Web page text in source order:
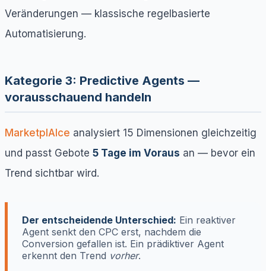
Veränderungen — klassische regelbasierte
Automatisierung.
Kategorie 3: Predictive Agents —
vorausschauend handeln
MarketplAIce analysiert 15 Dimensionen gleichzeitig
und passt Gebote 5 Tage im Voraus an — bevor ein
Trend sichtbar wird.
Der entscheidende Unterschied: Ein reaktiver
Agent senkt den CPC erst, nachdem die
Conversion gefallen ist. Ein prädiktiver Agent
erkennt den Trend vorher.